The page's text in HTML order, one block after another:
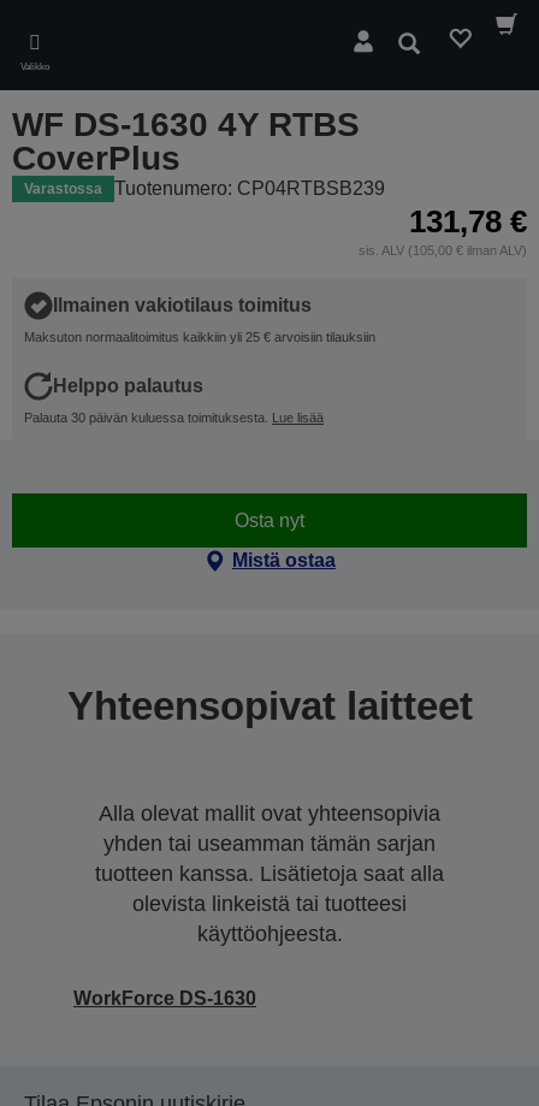
main
content
Valikko
Hae
WF DS-1630 4Y RTBS
CoverPlus
Varastossa Tuotenumero: CP04RTBSB239
131,78 €
sis. ALV (105,00 € ilman ALV)
Ilmainen vakiotilaus toimitus
Maksuton normaalitoimitus kaikkiin yli 25 € arvoisiin tilauksiin
Helppo palautus
Palauta 30 päivän kuluessa toimituksesta. Lue lisää
Osta nyt
Mistä ostaa
Yhteensopivat laitteet
Alla olevat mallit ovat yhteensopivia
yhden tai useamman tämän sarjan
tuotteen kanssa. Lisätietoja saat alla
olevista linkeistä tai tuotteesi
käyttöohjeesta.
WorkForce DS-1630